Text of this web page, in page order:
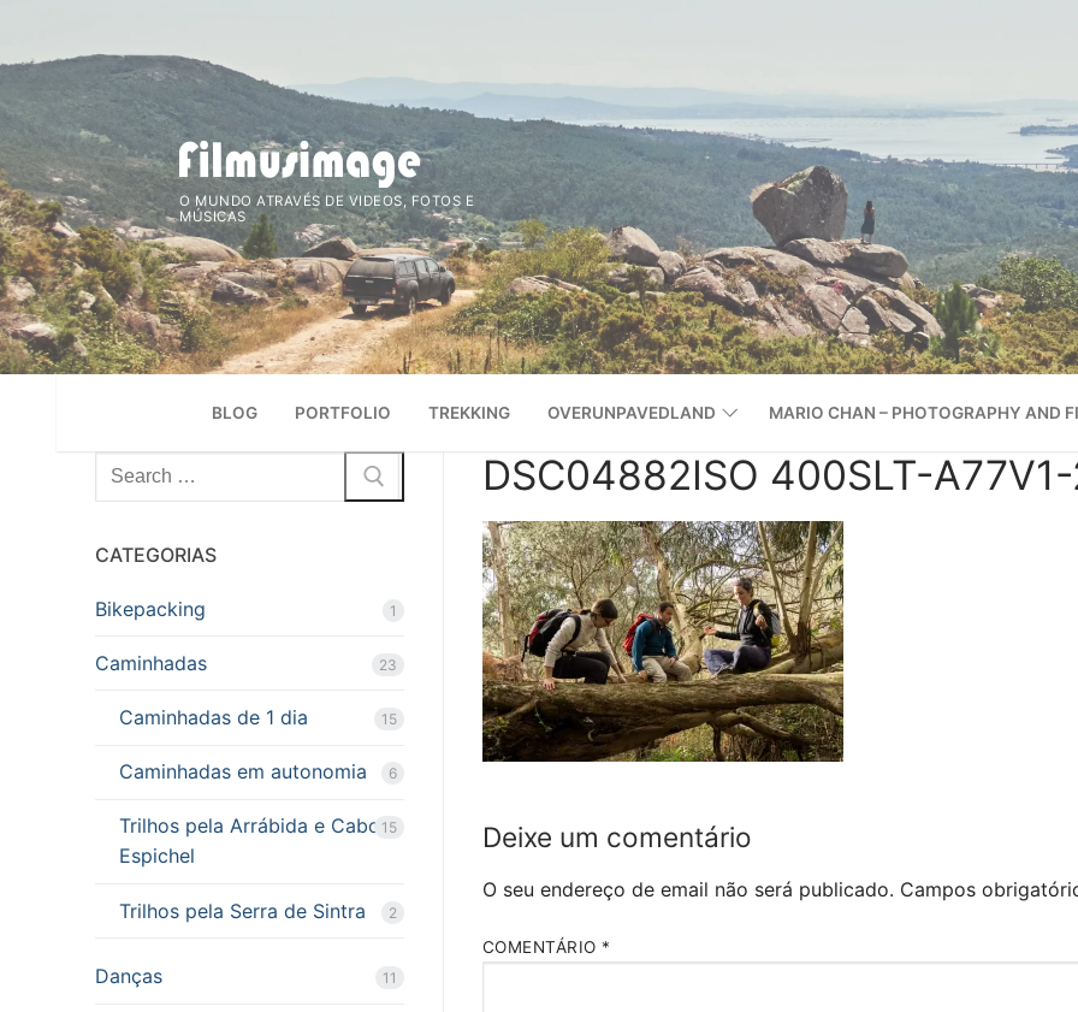
conteúdo
O MUNDO ATRAVÉS DE VIDEOS, FOTOS E
MÚSICAS
BLOG PORTFOLIO TREKKING OVERUNPAVEDLAND MARIO CHAN – PHOTOGRAPHY AND
DSC04882ISO 400SLT-
Deixe um comentário
O seu endereço de email não será publicado. Campos
COMENTÁRIO *
Pesquisar
por:
CATEGORIAS
Bikepacking 1
Caminhadas 23
Caminhadas de 1 dia 15
Caminhadas em autonomia 6
Trilhos pela Arrábida e Cabo
Espichel
15
Trilhos pela Serra de Sintra 2
Danças 11